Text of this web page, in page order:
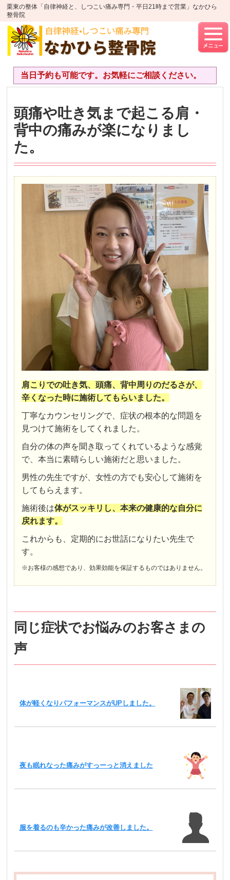
栗東の整体「自律神経と、しつこい痛み専門・平日21時まで営業」なかひら
整骨院
当日予約も可能です。お気軽にご相談ください。
頭痛や吐き気まで起こる肩・
背中の痛みが楽になりまし
た。
肩こりでの吐き気、頭痛、背中周りのだるさが、
辛くなった時に施術してもらいました。
丁寧なカウンセリングで、症状の根本的な問題を
見つけて施術をしてくれました。
自分の体の声を聞き取ってくれているような感覚
で、本当に素晴らしい施術だと思いました。
男性の先生ですが、女性の方でも安心して施術を
してもらえます。
施術後は体がスッキリし、本来の健康的な自分に
戻れます。
これからも、定期的にお世話になりたい先生で
す。
※お客様の感想であり、効果効能を保証するものではありません。
同じ症状でお悩みのお客さまの
声
体が軽くなりパフォーマンスがUPしました。
夜も眠れなった痛みがすっーっと消えました
服を着るのも辛かった痛みが改善しました。